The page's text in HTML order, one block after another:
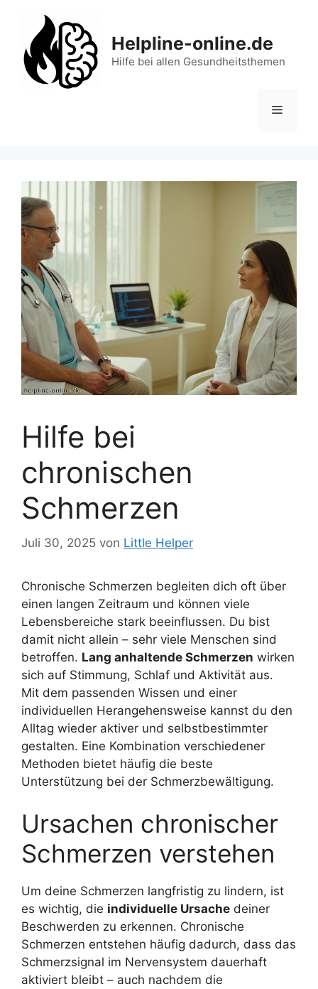
springen
Helpline-online.de
Hilfe bei allen Gesundheitsthemen
Menü
Hilfe bei
chronischen
Schmerzen
Juli 30, 2025 von Little Helper
Chronische Schmerzen begleiten dich oft über
einen langen Zeitraum und können viele
Lebensbereiche stark beeinflussen. Du bist
damit nicht allein – sehr viele Menschen sind
betroffen. Lang anhaltende Schmerzen wirken
sich auf Stimmung, Schlaf und Aktivität aus.
Mit dem passenden Wissen und einer
individuellen Herangehensweise kannst du den
Alltag wieder aktiver und selbstbestimmter
gestalten. Eine Kombination verschiedener
Methoden bietet häufig die beste
Unterstützung bei der Schmerzbewältigung.
Ursachen chronischer
Schmerzen verstehen
Um deine Schmerzen langfristig zu lindern, ist
es wichtig, die individuelle Ursache deiner
Beschwerden zu erkennen. Chronische
Schmerzen entstehen häufig dadurch, dass das
Schmerzsignal im Nervensystem dauerhaft
aktiviert bleibt – auch nachdem die